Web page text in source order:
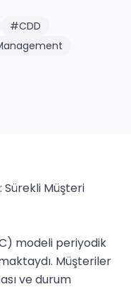
#CDD
Müşteri
modeli periyodik
Müşteriler
ve durum